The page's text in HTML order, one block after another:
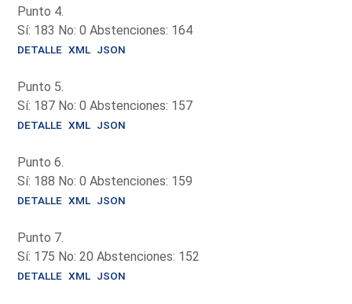
Punto 4.
Sí: 183 No: 0 Abstenciones: 164
DETALLE XML JSON
Punto 5.
Sí: 187 No: 0 Abstenciones: 157
DETALLE XML JSON
Punto 6.
Sí: 188 No: 0 Abstenciones: 159
DETALLE XML JSON
Punto 7.
Sí: 175 No: 20 Abstenciones: 152
DETALLE XML JSON